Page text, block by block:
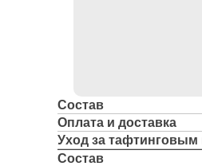
Состав
Оплата и доставка
Уход за тафтинговым
Состав